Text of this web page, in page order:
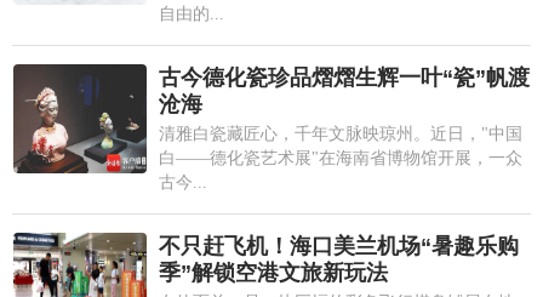
自由的...
古今德化瓷珍品熠熠生辉一叶“瓷”帆渡
沧海
清雅白瓷藏匠心，千年文脉映琼州。近日，"中国
白——德化瓷艺术展"在海南省博物馆开展，一众
古今...
不只赶飞机！海口美兰机场“暑趣乐购
季”解锁空港文旅新玩法